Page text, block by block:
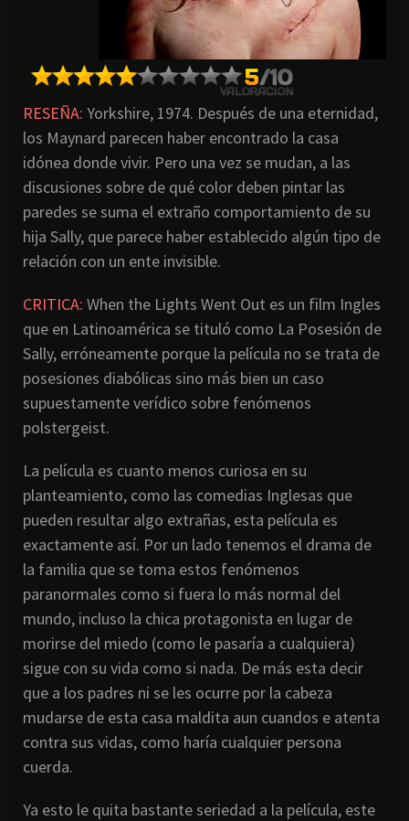
RESEÑA: Yorkshire, 1974. Después de una eternidad,
los Maynard parecen haber encontrado la casa
idónea donde vivir. Pero una vez se mudan, a las
discusiones sobre de qué color deben pintar las
paredes se suma el extraño comportamiento de su
hija Sally, que parece haber establecido algún tipo de
relación con un ente invisible.
CRITICA: When the Lights Went Out es un film Ingles
que en Latinoamérica se tituló como La Posesión de
Sally, erróneamente porque la película no se trata de
posesiones diabólicas sino más bien un caso
supuestamente verídico sobre fenómenos
polstergeist.
La película es cuanto menos curiosa en su
planteamiento, como las comedias Inglesas que
pueden resultar algo extrañas, esta película es
exactamente así. Por un lado tenemos el drama de
la familia que se toma estos fenómenos
paranormales como si fuera lo más normal del
mundo, incluso la chica protagonista en lugar de
morirse del miedo (como le pasaría a cualquiera)
sigue con su vida como si nada. De más esta decir
que a los padres ni se les ocurre por la cabeza
mudarse de esta casa maldita aun cuandos e atenta
contra sus vidas, como haría cualquier persona
cuerda.
Ya esto le quita bastante seriedad a la película, este